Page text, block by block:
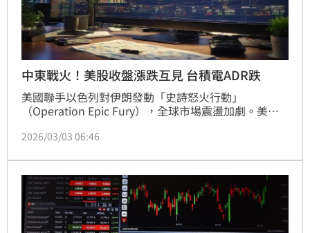
中東戰火！美股收盤漲跌互見 台積電ADR跌
美國聯手以色列對伊朗發動「史詩怒火行動」
（Operation Epic Fury），全球市場震盪加劇。美股
跌，台積電ADR下跌5.45美元或1.45％，收在369.13美
2026/03/03 06:46